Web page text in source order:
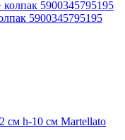
5900345795195